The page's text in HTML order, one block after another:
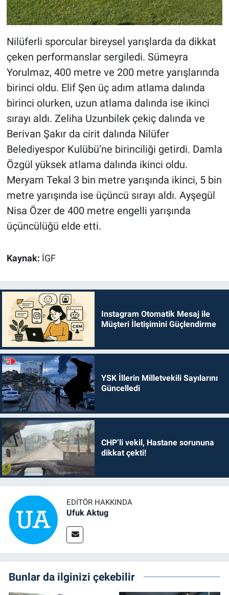
Nilüferli sporcular bireysel yarışlarda da dikkat
çeken performanslar sergiledi. Sümeyra
Yorulmaz, 400 metre ve 200 metre yarışlarında
birinci oldu. Elif Şen üç adım atlama dalında
birinci olurken, uzun atlama dalında ise ikinci
sırayı aldı. Zeliha Uzunbilek çekiç dalında ve
Berivan Şakır da cirit dalında Nilüfer
Belediyespor Kulübü’ne birinciliği getirdi. Damla
Özgül yüksek atlama dalında ikinci oldu.
Meryam Tekal 3 bin metre yarışında ikinci, 5 bin
metre yarışında ise üçüncü sırayı aldı. Ayşegül
Nisa Özer de 400 metre engelli yarışında
üçüncülüğü elde etti.
Kaynak: İGF
Instagram Otomatik Mesaj ile
Müşteri İletişimini Güçlendirme
YSK İllerin Milletvekili Sayılarını
Güncelledi
CHP’li vekil, Hastane sorununa
dikkat çekti!
EDITÖR HAKKINDA
Ufuk Aktug
Bunlar da ilginizi çekebilir